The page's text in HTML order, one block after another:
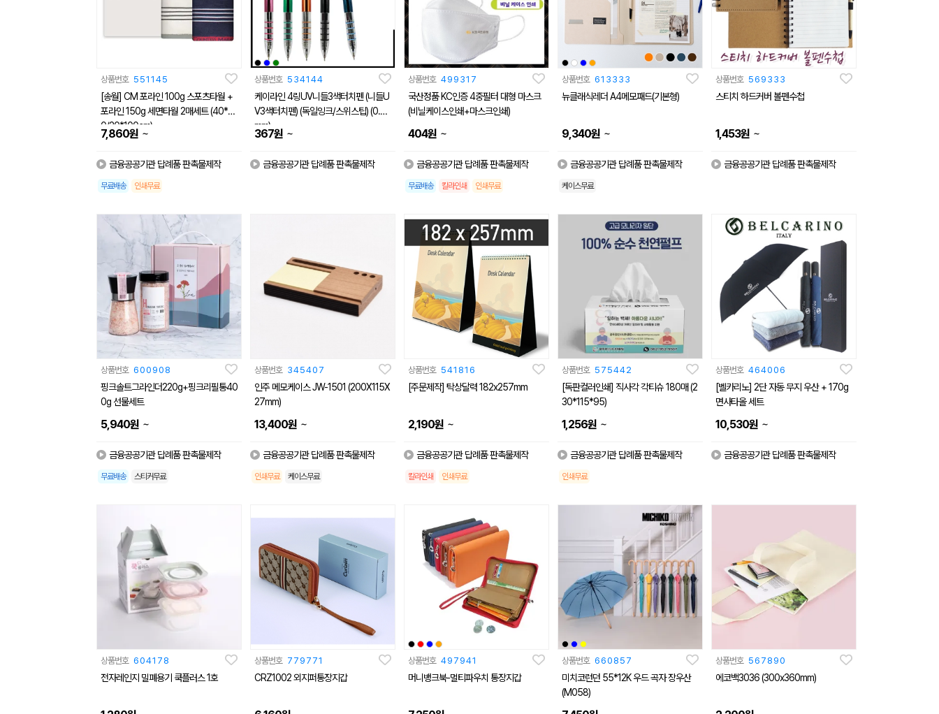
상품번호 551145
[송월] CM 포라인 100g 스포츠타월 +
포라인 150g 세면타월 2매세트 (40*8
0/20*100cm)
7,860원 ~
금융공공기관 답례품 판촉물제작
무료배송 인쇄무료
상품번호 534144
케이라인 4링UV니들3색터치펜 (니들U
V3색터치펜) (독일잉크/스위스팁) (0.7
mm)
367원 ~
금융공공기관 답례품 판촉물제작
상품번호 499317
국산정품 KC인증 4중필터 대형 마스크
(비닐케이스인쇄+마스크인쇄)
404원 ~
금융공공기관 답례품 판촉물제작
무료배송 칼라인쇄 인쇄무료
상품번호 613333
뉴클래식레더 A4메모패드(기본형)
9,340원 ~
금융공공기관 답례품 판촉물제작
케이스무료
상품번호 569333
스티치 하드커버 볼펜수첩
1,453원 ~
금융공공기관 답례품 판촉물제작
상품번호 600908
핑크솔트그라인더220g+핑크리필통40
0g 선물세트
5,940원 ~
금융공공기관 답례품 판촉물제작
무료배송 스티커무료
상품번호 345407
인주 메모케이스 JW-1501 (200X115X
27mm)
13,400원 ~
금융공공기관 답례품 판촉물제작
인쇄무료 케이스무료
상품번호 541816
[주문제작] 탁상달력 182x257mm
2,190원 ~
금융공공기관 답례품 판촉물제작
칼라인쇄 인쇄무료
상품번호 575442
[독판컬러인쇄] 직사각 각티슈 180매 (2
30*115*95)
1,256원 ~
금융공공기관 답례품 판촉물제작
인쇄무료
상품번호 464006
[벨카리노] 2단 자동 무지 우산 + 170g
면사타올 세트
10,530원 ~
금융공공기관 답례품 판촉물제작
상품번호 604178
전자레인지 밀폐용기 쿡플러스 1호
상품번호 779771
CRZ1002 외지퍼통장지갑
상품번호 497941
머니뱅크북-멀티파우치 통장지갑
상품번호 660857
미치코런던 55*12K 우드 곡자 장우산
(M058)
상품번호 567890
에코백3036 (300x360mm)